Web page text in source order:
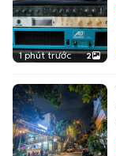
1 phút trước 2